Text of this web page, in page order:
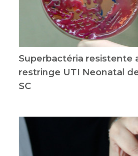
Superbactéria resistente
restringe UTI Neonatal
SC